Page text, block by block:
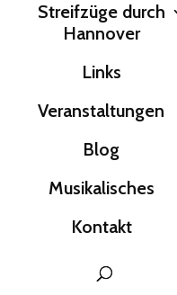
Streifzüge durch
Hannover
Links
Veranstaltungen
Blog
Musikalisches
Kontakt